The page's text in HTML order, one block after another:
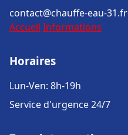
contact@chauffe-eau-31.fr
Accueil Informations
Horaires
Lun-Ven: 8h-19h
Service d'urgence 24/7